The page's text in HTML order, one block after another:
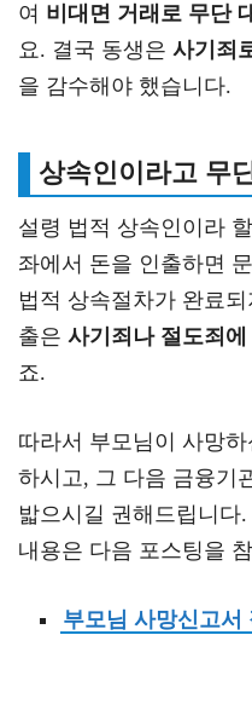
여 비대면 거래로 무단
요. 결국 동생은 사기죄
을 감수해야 했습니다.
상속인이라고 무
설령 법적 상속인이라
좌에서 돈을 인출하면
법적 상속절차가 완료
출은 사기죄나 절도죄
죠.
따라서 부모님이 사망
하시고, 그 다음 금융기
밟으시길 권해드립니다
내용은 다음 포스팅을
부모님 사망신고서